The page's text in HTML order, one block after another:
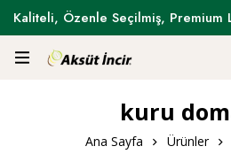
Kaliteli, Özenle Seçilmiş, Premium
Tam Zamanı !
kuru
Ana Sayfa Ürünler